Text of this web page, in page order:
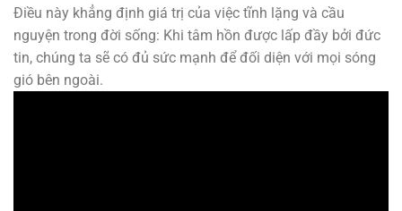
Điều này khẳng định giá trị của việc tĩnh lặng và cầu
nguyện trong đời sống: Khi tâm hồn được lấp đầy bởi đức
tin, chúng ta sẽ có đủ sức mạnh để đối diện với mọi sóng
gió bên ngoài.